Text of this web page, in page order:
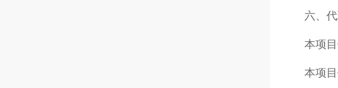
六、
本项
本项